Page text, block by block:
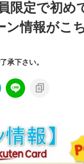
限定で初め
情報がこ
承下さい。